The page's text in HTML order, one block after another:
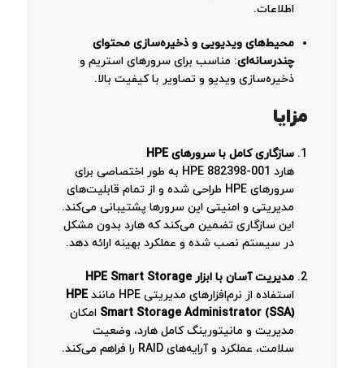
اطلاعات.
محیط‌های ویدیویی و ذخیره‌سازی محتوای
چندرسانه‌ای: مناسب برای سرورهای استریم و
ذخیره‌سازی ویدیو و تصاویر با کیفیت بالا.
مزایا
سازگاری کامل با سرورهای HPE
هارد HPE 882398-001 به طور اختصاصی برای
سرورهای HPE طراحی شده و از تمام قابلیت‌های
مدیریتی و امنیتی این سرورها پشتیبانی می‌کند.
این سازگاری تضمین می‌کند که هارد بدون مشکل
در سیستم نصب شده و عملکرد بهینه ارائه دهد.
مدیریت آسان با ابزار HPE Smart Storage
استفاده از نرم‌افزارهای مدیریتی HPE مانند
HPE
Smart Storage Administrator (SSA) امکان
مدیریت و مانیتورینگ کامل هارد، وضعیت
سلامت، عملکرد و آرایه‌های RAID را فراهم می‌کند.